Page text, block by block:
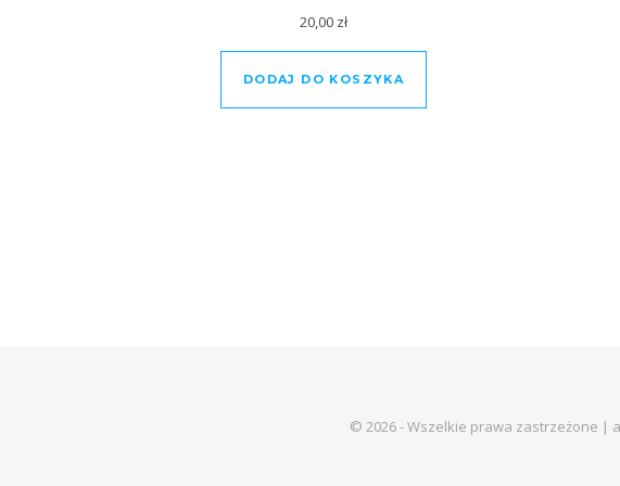
20,00 zł
DODAJ DO KOSZYKA
© 2026 - Wszelkie prawa zastrzeżone |